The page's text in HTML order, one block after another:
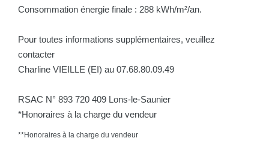
Consommation énergie finale : 288 kWh/m²/an.
Pour toutes informations supplémentaires, veuillez
contacter
Charline VIEILLE (EI) au 07.68.80.09.49
RSAC N° 893 720 409 Lons-le-Saunier
*Honoraires à la charge du vendeur
**Honoraires à la charge du vendeur